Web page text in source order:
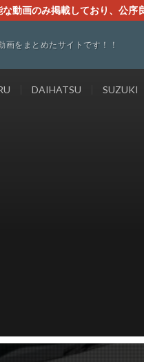
動画のみ掲載しており、公
画をまとめたサイトです！！
DAIHATSU SUZUKI